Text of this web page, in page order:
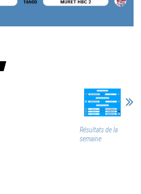
Résultats de la
semaine